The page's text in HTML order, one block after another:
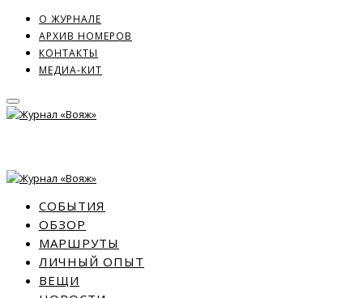
О ЖУРНАЛЕ
АРХИВ НОМЕРОВ
КОНТАКТЫ
МЕДИА-КИТ
СОБЫТИЯ
ОБЗОР
МАРШРУТЫ
ЛИЧНЫЙ ОПЫТ
ВЕЩИ